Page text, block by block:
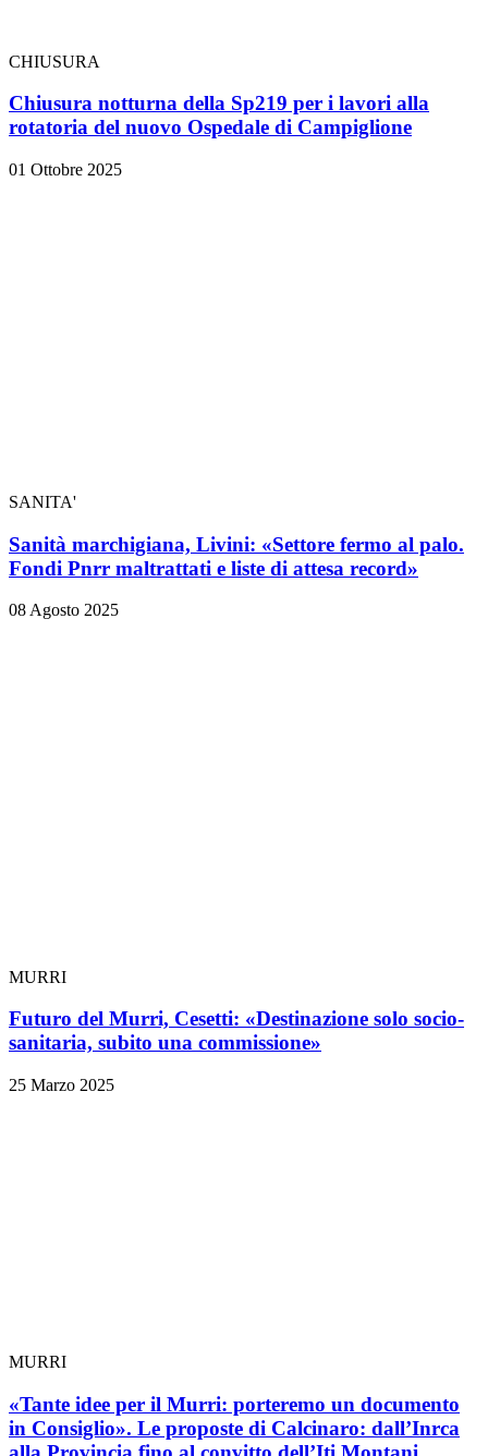
CHIUSURA
Chiusura notturna della Sp219 per i lavori alla
rotatoria del nuovo Ospedale di Campiglione
01 Ottobre 2025
SANITA'
Sanità marchigiana, Livini: «Settore fermo al palo.
Fondi Pnrr maltrattati e liste di attesa record»
08 Agosto 2025
MURRI
Futuro del Murri, Cesetti: «Destinazione solo socio-
sanitaria, subito una commissione»
25 Marzo 2025
MURRI
«Tante idee per il Murri: porteremo un documento
in Consiglio». Le proposte di Calcinaro: dall’Inrca